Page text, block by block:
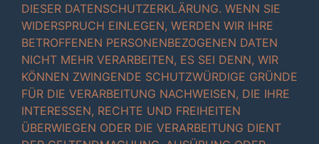
DIESER DATENSCHUTZERKLÄRUNG. WENN SIE
WIDERSPRUCH EINLEGEN, WERDEN WIR IHRE
BETROFFENEN PERSONENBEZOGENEN DATEN
NICHT MEHR VERARBEITEN, ES SEI DENN, WIR
KÖNNEN ZWINGENDE SCHUTZWÜRDIGE GRÜNDE
FÜR DIE VERARBEITUNG NACHWEISEN, DIE IHRE
INTERESSEN, RECHTE UND FREIHEITEN
ÜBERWIEGEN ODER DIE VERARBEITUNG DIENT